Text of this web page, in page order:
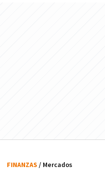
FINANZAS / Mercados